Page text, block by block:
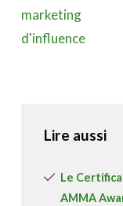
marketing
d'influence
Lire aussi
Le
AMMA